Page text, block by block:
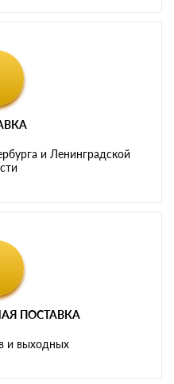
и Ленинградской
ПОСТАВКА
и выходных